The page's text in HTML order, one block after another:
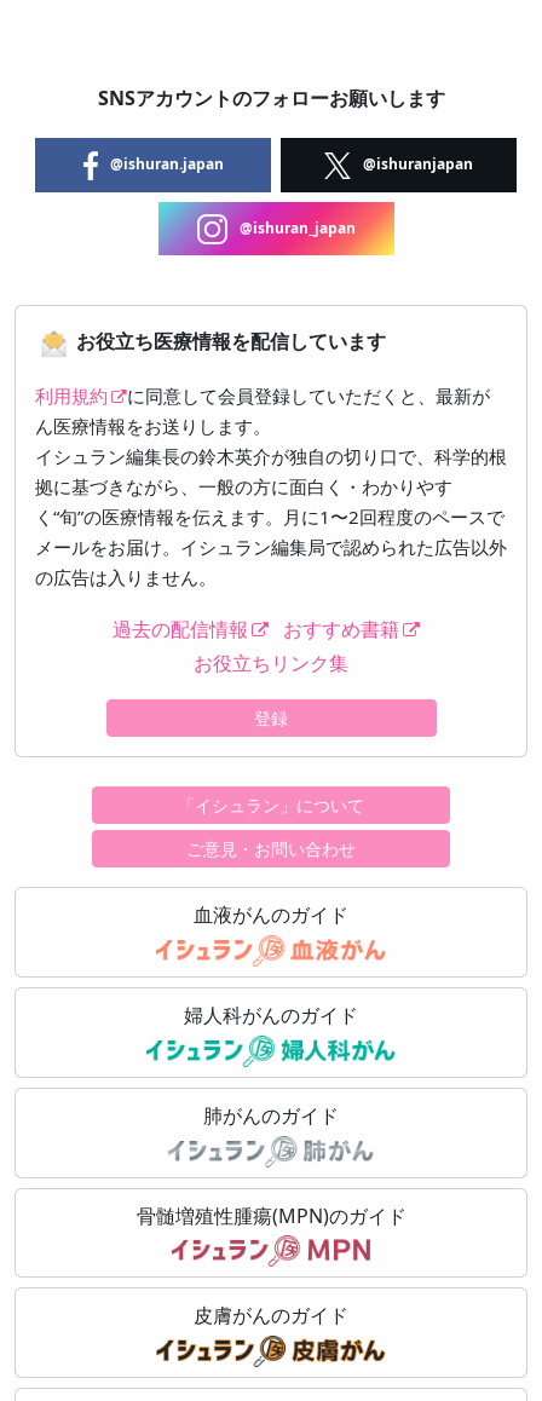
SNSアカウントのフォローお願いします
@ishuran.japan @ishuranjapan
@ishuran_japan
お役立ち医療情報を配信しています
利用規約
に同意して会員登録していただくと、最新が
ん医療情報をお送りします。
イシュラン編集長の鈴木英介が独自の切り口で、科学的根
拠に基づきながら、一般の方に面白く・わかりやす
く“旬”の医療情報を伝えます。月に1〜2回程度のペースで
メールをお届け。イシュラン編集局で認められた広告以外
の広告は入りません。
過去の配信情報
おすすめ書籍
お役立ちリンク集
登録
「イシュラン」について
ご意見・お問い合わせ
血液がんのガイド
婦人科がんのガイド
肺がんのガイド
骨髄増殖性腫瘍(MPN)のガイド
皮膚がんのガイド